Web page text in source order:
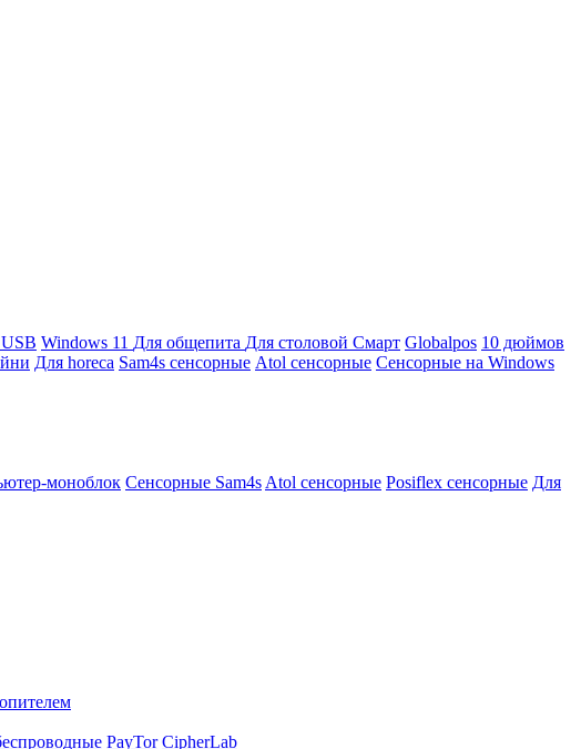
Windows 11 Для общепита Для столовой Смарт Globalpos 10 дюймов
Для horeca Sam4s сенсорные Atol сенсорные Сенсорные на Windows
моноблок Сенсорные Sam4s Atol сенсорные Posiflex сенсорные Для
PayTor CipherLab